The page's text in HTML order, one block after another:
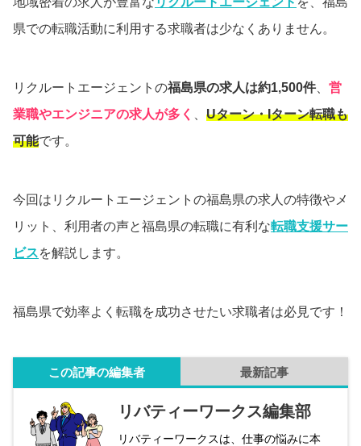
県での転職活動に利用する求職者は少なくありません。
リクルートエージェントの福島県の求人は約1,500件、 営
業職やエンジニアの求人が多く
Uターン・Iターン転職も
可能です。
今回はリクルートエージェントの福島県の求人の特徴やメ
リット、利用者の声と福島県の転職に有利な転職支援サー
ビスを解説します。
福島県で効率よく転職を成功させたい求職者は必見です！
この記事の編集者 最新記事
リバティーワークス編集部
リバティーワークスは、仕事の悩みに本